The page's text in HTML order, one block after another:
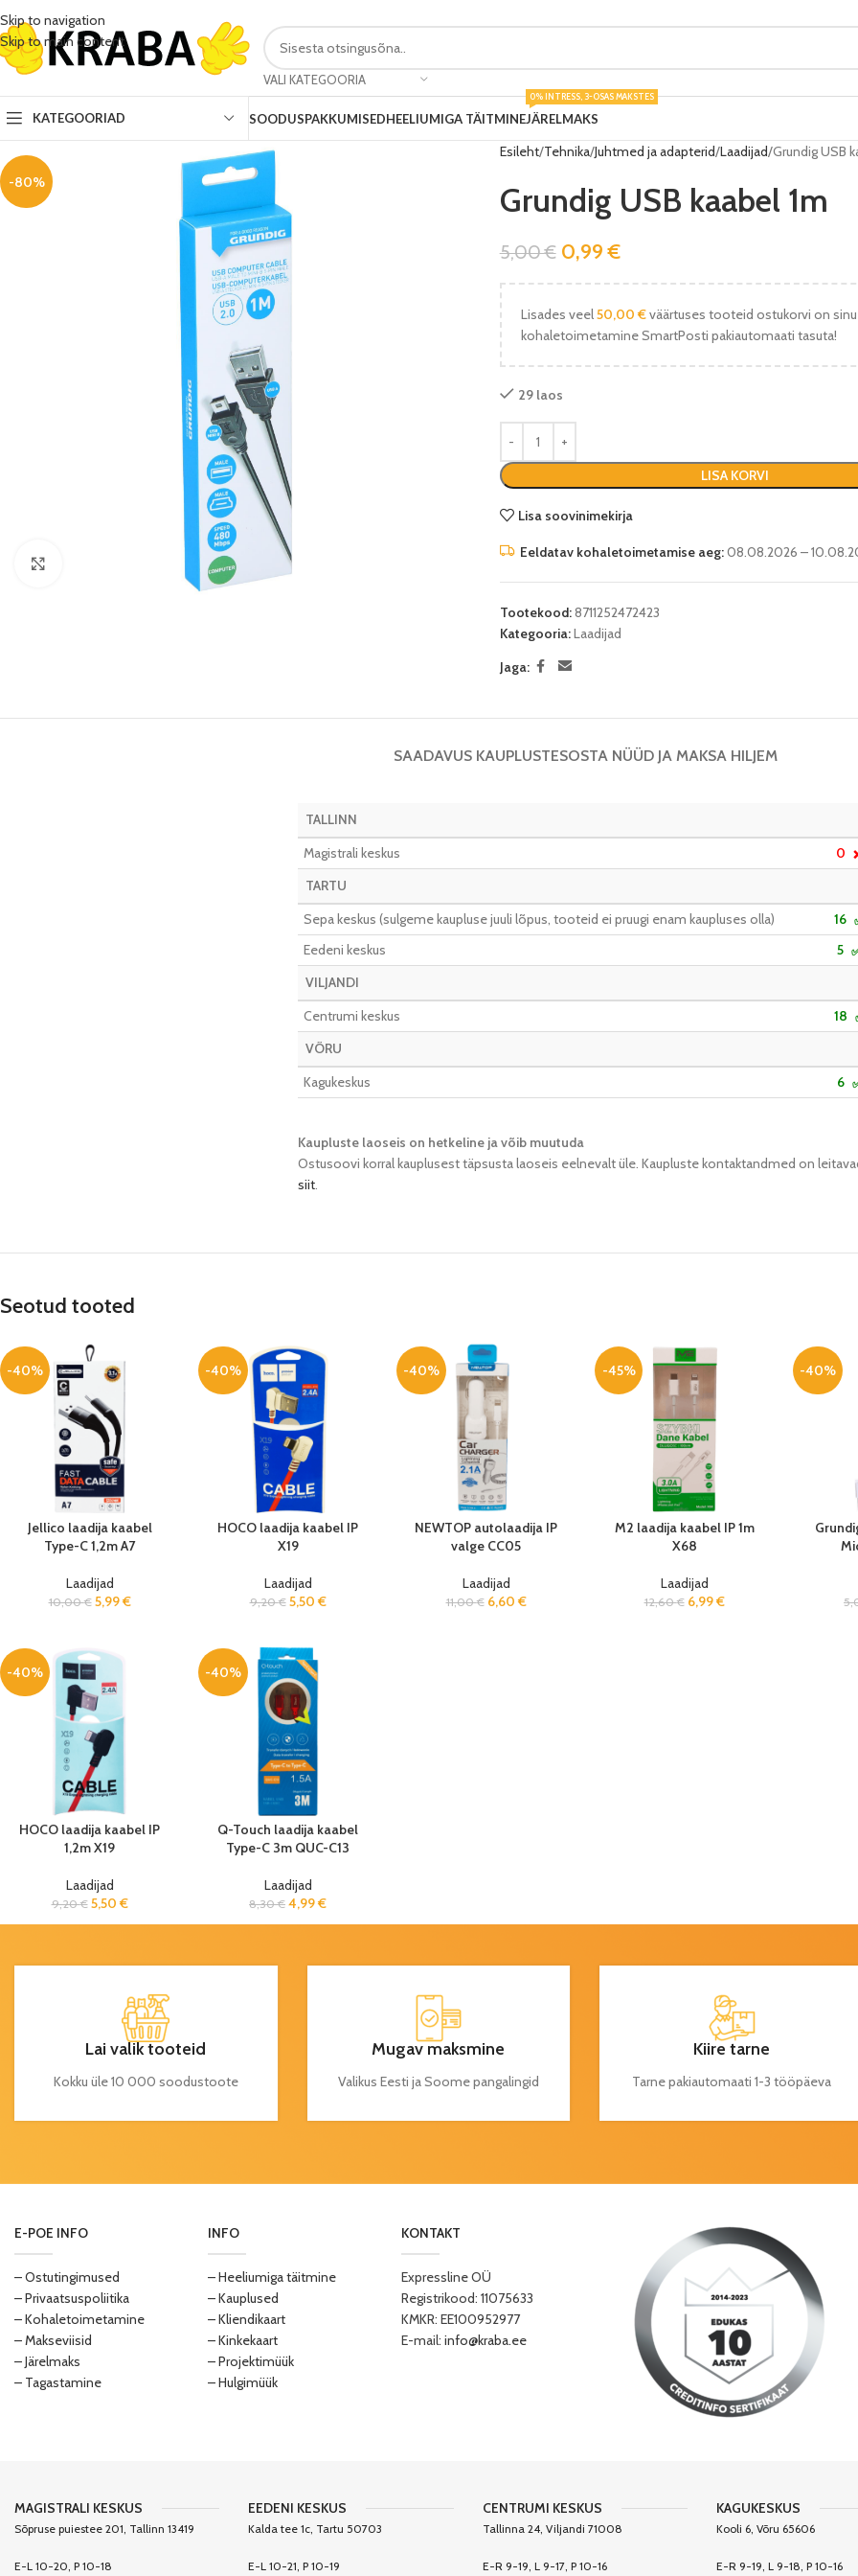
Skip to navigation
Skip to main content
VALI KATEGOORIA
KATEGOORIAD SOODUSPAKKUMISEDHEELIUMIGA TÄITMINEJÄRELMAKS
0% INTRESS, 3-OSAS MAKSTES
-80%
Esileht Tehnika Juhtmed ja adapterid Laadijad Grundig USB
Grundig USB kaabel 1m
5,00€ 0,99€
Lisades veel50,00 €väärtuses tooteid ostukorvi on
kohaletoimetamine SmartPosti pakiautomaati tasuta!
29 laos
LISA KORVI
Lisa soovinimekirja
Eeldatav kohaletoimetamise aeg:08.08.2026 –
Tootekood:8711252472423
Kategooria:Laadijad
Jaga:
SAADAVUS KAUPLUSTESOSTA NÜÜD JA MAKSA HILJEM
TALLINN
Magistrali keskus
0
TARTU
Sepa keskus (sulgeme kaupluse juuli lõpus, tooteid ei pruugi enam kaupluses olla)
16
Eedeni keskus 5
VILJANDI
Centrumi keskus
18
VÕRU
Kagukeskus
6
Kaupluste laoseis on hetkeline ja võib muutuda​
Ostusoovi korral kauplusest täpsusta laoseis eelnevalt üle. Kaupluste kontaktandmed on
siit.
Seotud tooted
-40%
Jellico laadija kaabel
Type-C 1,2m A7
Laadijad
10,00€ 5,99€
-40%
HOCO laadija kaabel IP
X19
Laadijad
9,20€ 5,50 €
-40%
NEWTOP autolaadija IP
valge CC05
Laadijad
11,00€ 6,60 €
-45%
M2 laadija kaabel IP 1m
X68
Laadijad
12,60€ 6,99€
-40%
-40%
HOCO laadija kaabel IP
1,2m X19
Laadijad
9,20€ 5,50 €
-40%
Q-Touch laadija kaabel
Type-C 3m QUC-C13
Laadijad
8,30€ 4,99€
Lai valik tooteid
Kokku üle 10 000 soodustoote
Mugav maksmine
Valikus Eesti ja Soome pangalingid
Kiire tarne
Tarne pakiautomaati 1-3 tööpäeva
E-POE INFO
– Ostutingimused
– Privaatsuspoliitika
– Kohaletoimetamine
– Makseviisid
– Järelmaks
– Tagastamine
INFO
– Heeliumiga täitmine
– Kauplused
– Kliendikaart
– Kinkekaart
– Projektimüük
– Hulgimüük
KONTAKT
Expressline OÜ
Registrikood: 11075633
KMKR: EE100952977
E-mail: info@kraba.ee
MAGISTRALI KESKUS
Sõpruse puiestee 201, Tallinn 13419
E-L 10-20, P 10-18
EEDENI KESKUS
Kalda tee 1c, Tartu 50703
E-L 10-21, P 10-19
CENTRUMI KESKUS
Tallinna 24, Viljandi 71008
E-R 9-19, L 9-17, P 10-16
KAGUKESKUS
Kooli 6, Võru 65606
E-R 9-19, L 9-18, P 10-16